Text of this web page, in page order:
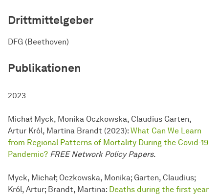
Drittmittelgeber
DFG (Beethoven)
Publikationen
2023
Michał Myck, Monika Oczkowska, Claudius Garten,
Artur Król, Martina Brandt (2023): What Can We Learn
from Regional Patterns of Mortality During the Covid-19
Pandemic? FREE Network Policy Papers.
Myck, Michał; Oczkowska, Monika; Garten, Claudius;
Król, Artur; Brandt, Martina: Deaths during the first year